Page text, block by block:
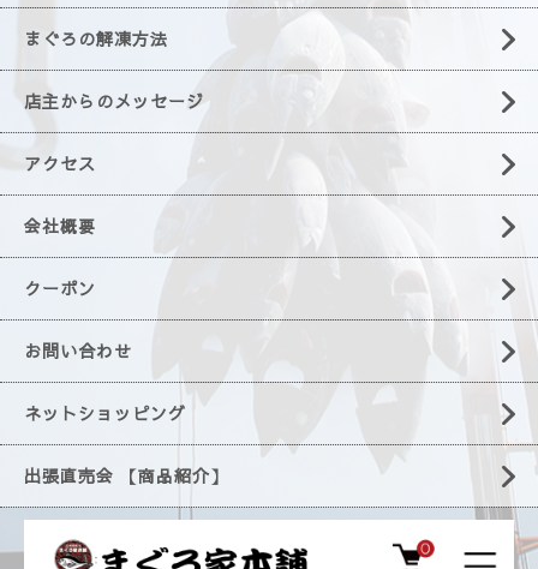
まぐろの解凍方法
店主からのメッセージ
アクセス
会社概要
クーポン
お問い合わせ
ネットショッピング
出張直売会 【商品紹介】